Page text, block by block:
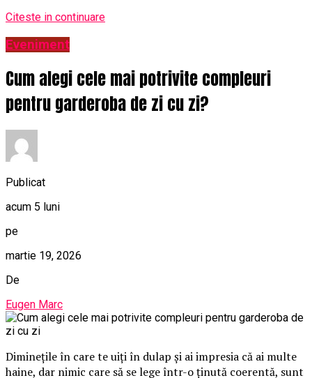
Citeste in continuare
Eveniment
Cum alegi cele mai potrivite compleuri
pentru garderoba de zi cu zi?
Publicat
acum 5 luni
pe
martie 19, 2026
De
Eugen Marc
Diminețile în care te uiți în dulap și ai impresia că ai multe
haine, dar nimic care să se lege într-o ținută coerentă, sunt